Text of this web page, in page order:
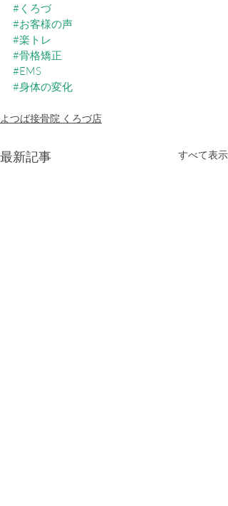
#くろづ
#お客様の声
#楽トレ
#骨格矯正
#EMS
#身体の変化
よつば接骨院 くろづ店
最新記事 すべて表示